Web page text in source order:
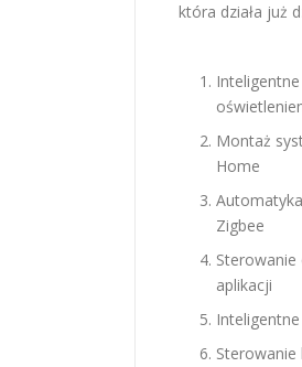
która działa już
Montaż
Home
Zigbee
aplikacji